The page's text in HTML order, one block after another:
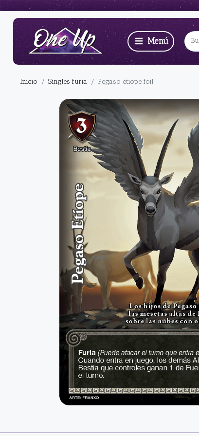
Inicio Singles furia Pegaso etiope foil